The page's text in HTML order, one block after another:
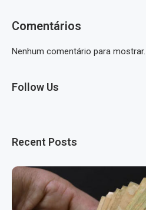
Comentários
Nenhum comentário para mostrar.
Follow Us
Recent Posts